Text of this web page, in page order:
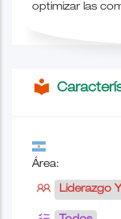
optimizar las
local_library
Área:
Liderazgo